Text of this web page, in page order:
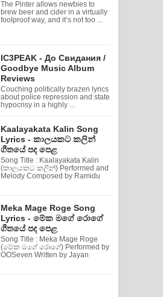
The Pinter allows newbies to
brew beer and cider in a virtually
foolproof way, and it’s not too ...
IC3PEAK - До Свидания /
Goodbye Music Album
Reviews
Couching politically brazen lyrics
about police repression and state
hypocrisy in a highly ...
Kaalayakata Kalin Song
Lyrics - කාලයකට කලින්
ගීතයේ පද පෙළ
Song Title : Kaalayakata Kalin
(කාලයකට කලින්) Performed and
Melody Composed by Ramidu
Meka Mage Roge Song
Lyrics - මේක මගේ රොගේ
ගීතයේ පද පෙළ
Song Title : Meka Mage Roge
(මේක මගේ රොගේ) Performed by
OOSeven Written by Jayan